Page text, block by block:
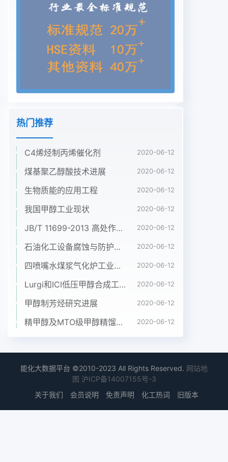
水蒸汽转化反应的转化率为X1甲醇分解反应的转化
率为X2甲醇燃烧的转化率为2/3∫则反应器甲醇的总
转化率为中国煤化工能量衡算和反应平衡常
CNMHG[收稿日期]2000-03-13。[作者简介]亓爱
1971-)男山东省莱芜市人博士助研电话图方数与MR-
MC制氢流程示意图0411-4671991-823。[基金项
目]国家973资助项目。石油化工
(2/3 f+ XI FA D转化过程能量解析见图2。
FF=FADX2 FG=(3X1+2X2 )F假设蒸发器中产品气
与反应物料之间的换热效(2)反应平衡常数的计算率
为R实际应用中远小于0.8)甲醇燃烧与甲醇在转化反
热系数为B在POX体系中nB2CO、OO和H,其中独立
反应有3个甲醇燃烧、甲1.0)则醇水蒸汽转化、甲醇
CO2+2H2O-72664 kJ/mol式中各温度下的焓变可
用物质的标准生成焓ΔHCH3 OH+HO-CO,+3H2+
49. 4 kJ/mol和标准燃烧热ΔHκ以及物质的蒸发热
ΔH,来CH3OH—·CO+2H2+90.64kJ/mol由于甲醇
燃烧COMB)为不可逆反应其反应表示基于
此反应器中只存在甲醇的水蒸汽求得。转化和甲醇的
分解DE两个反应平衡其平衡常数定义产氢能量效率n
可通过各个物质的分压来表达即中(nf,T,)F甲醇水蒸
汽转化反应定义CO产率y0FF/FAD=中nf,TpF×甲醇
分解反应KpDE=FA其中T=nf,)由此可求得不同条件
下的n其中严衡常数K可用范氏方程来求解即和
热门推荐
C4烯烃制丙烯催化剂 2020-06-12
煤基聚乙醇酸技术进展 2020-06-12
生物质能的应用工程 2020-06-12
我国甲醇工业现状 2020-06-12
JB/T 11699-2013 高处作业吊篮安装、拆卸、使用技术规程 2020-06-12
石油化工设备腐蚀与防护参考书十本免费下载，绝版珍藏 2020-06-12
四喷嘴水煤浆气化炉工业应用情况简介 2020-06-12
Lurgi和ICI低压甲醇合成工艺比较 2020-06-12
甲醇制芳烃研究进展 2020-06-12
精甲醇及MTO级甲醇精馏工艺技术进展 2020-06-12
能化大数据平台 ©2010-2023 All Rights Reserved. 网站地
图 沪ICP备14007155号-3
关于我们
会员说明 免责声明 化工热词 旧版本